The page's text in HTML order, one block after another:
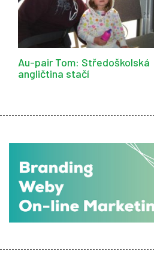
Au-pair Tom: Středoškolská
angličtina stačí